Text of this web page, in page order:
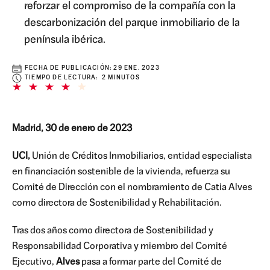
reforzar el compromiso de la compañía con la
descarbonización del parque inmobiliario de la
península ibérica.
FECHA DE PUBLICACIÓN:29 ENE. 2023
TIEMPO DE LECTURA: 2 MINUTOS
Madrid, 30 de enero de 2023
UCI, Unión de Créditos Inmobiliarios, entidad especialista
en financiación sostenible de la vivienda, refuerza su
Comité de Dirección con el nombramiento de Catia Alves
como directora de Sostenibilidad y Rehabilitación.
Tras dos años como directora de Sostenibilidad y
Responsabilidad Corporativa y miembro del Comité
Ejecutivo, Alvespasa a formar parte del Comité de